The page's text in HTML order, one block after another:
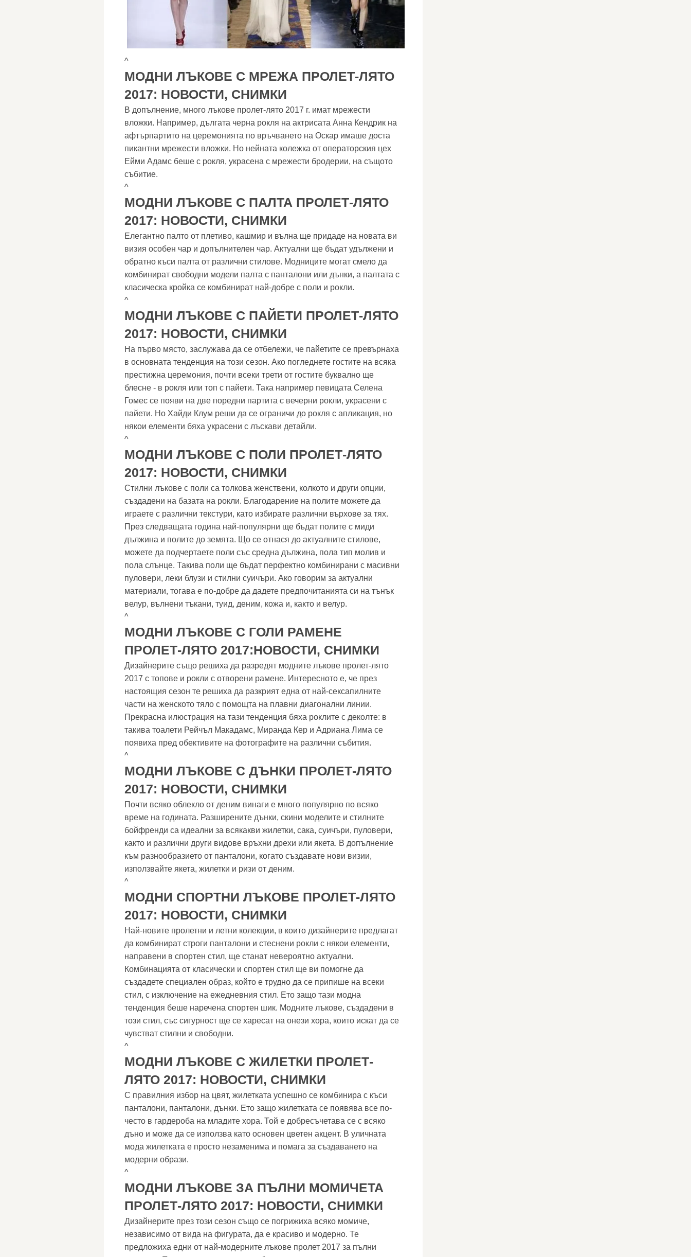
^
МОДНИ ЛЪКОВЕ С МРЕЖА ПРОЛЕТ-ЛЯТО
2017: НОВОСТИ, СНИМКИ
В допълнение, много лъкове пролет-лято 2017 г. имат мрежести
вложки. Например, дългата черна рокля на актрисата Анна Кендрик на
афтърпартито на церемонията по връчването на Оскар имаше доста
пикантни мрежести вложки. Но нейната колежка от операторския цех
Ейми Адамс беше с рокля, украсена с мрежести бродерии, на същото
събитие.
^
МОДНИ ЛЪКОВЕ С ПАЛТА ПРОЛЕТ-ЛЯТО
2017: НОВОСТИ, СНИМКИ
Елегантно палто от плетиво, кашмир и вълна ще придаде на новата ви
визия особен чар и допълнителен чар. Актуални ще бъдат удължени и
обратно къси палта от различни стилове. Модниците могат смело да
комбинират свободни модели палта с панталони или дънки, а палтата с
класическа кройка се комбинират най-добре с поли и рокли.
^
МОДНИ ЛЪКОВЕ С ПАЙЕТИ ПРОЛЕТ-ЛЯТО
2017: НОВОСТИ, СНИМКИ
На първо място, заслужава да се отбележи, че пайетите се превърнаха
в основната тенденция на този сезон. Ако погледнете гостите на всяка
престижна церемония, почти всеки трети от гостите буквално ще
блесне - в рокля или топ с пайети. Така например певицата Селена
Гомес се появи на две поредни партита с вечерни рокли, украсени с
пайети. Но Хайди Клум реши да се ограничи до рокля с апликация, но
някои елементи бяха украсени с лъскави детайли.
^
МОДНИ ЛЪКОВЕ С ПОЛИ ПРОЛЕТ-ЛЯТО
2017: НОВОСТИ, СНИМКИ
Стилни лъкове с поли са толкова женствени, колкото и други опции,
създадени на базата на рокли. Благодарение на полите можете да
играете с различни текстури, като избирате различни върхове за тях.
През следващата година най-популярни ще бъдат полите с миди
дължина и полите до земята. Що се отнася до актуалните стилове,
можете да подчертаете поли със средна дължина, пола тип молив и
пола слънце. Такива поли ще бъдат перфектно комбинирани с масивни
пуловери, леки блузи и стилни суичъри. Ако говорим за актуални
материали, тогава е по-добре да дадете предпочитанията си на тънък
велур, вълнени тъкани, туид, деним, кожа и, както и велур.
^
МОДНИ ЛЪКОВЕ С ГОЛИ РАМЕНЕ
ПРОЛЕТ-ЛЯТО 2017:НОВОСТИ, СНИМКИ
Дизайнерите също решиха да разредят модните лъкове пролет-лято
2017 с топове и рокли с отворени рамене. Интересното е, че през
настоящия сезон те решиха да разкрият една от най-сексапилните
части на женското тяло с помощта на плавни диагонални линии.
Прекрасна илюстрация на тази тенденция бяха роклите с деколте: в
такива тоалети Рейчъл Макадамс, Миранда Кер и Адриана Лима се
появиха пред обективите на фотографите на различни събития.
^
МОДНИ ЛЪКОВЕ С ДЪНКИ ПРОЛЕТ-ЛЯТО
2017: НОВОСТИ, СНИМКИ
Почти всяко облекло от деним винаги е много популярно по всяко
време на годината. Разширените дънки, скини моделите и стилните
бойфренди са идеални за всякакви жилетки, сака, суичъри, пуловери,
както и различни други видове връхни дрехи или якета. В допълнение
към разнообразието от панталони, когато създавате нови визии,
използвайте якета, жилетки и ризи от деним.
^
МОДНИ СПОРТНИ ЛЪКОВЕ ПРОЛЕТ-ЛЯТО
2017: НОВОСТИ, СНИМКИ
Най-новите пролетни и летни колекции, в които дизайнерите предлагат
да комбинират строги панталони и стеснени рокли с някои елементи,
направени в спортен стил, ще станат невероятно актуални.
Комбинацията от класически и спортен стил ще ви помогне да
създадете специален образ, който е трудно да се припише на всеки
стил, с изключение на ежедневния стил. Ето защо тази модна
тенденция беше наречена спортен шик. Модните лъкове, създадени в
този стил, със сигурност ще се харесат на онези хора, които искат да се
чувстват стилни и свободни.
^
МОДНИ ЛЪКОВЕ С ЖИЛЕТКИ ПРОЛЕТ-
ЛЯТО 2017: НОВОСТИ, СНИМКИ
С правилния избор на цвят, жилетката успешно се комбинира с къси
панталони, панталони, дънки. Ето защо жилетката се появява все по-
често в гардероба на младите хора. Той е добресъчетава се с всяко
дъно и може да се използва като основен цветен акцент. В уличната
мода жилетката е просто незаменима и помага за създаването на
модерни образи.
^
МОДНИ ЛЪКОВЕ ЗА ПЪЛНИ МОМИЧЕТА
ПРОЛЕТ-ЛЯТО 2017: НОВОСТИ, СНИМКИ
Дизайнерите през този сезон също се погрижиха всяко момиче,
независимо от вида на фигурата, да е красиво и модерно. Те
предложиха едни от най-модерните лъкове пролет 2017 за пълни